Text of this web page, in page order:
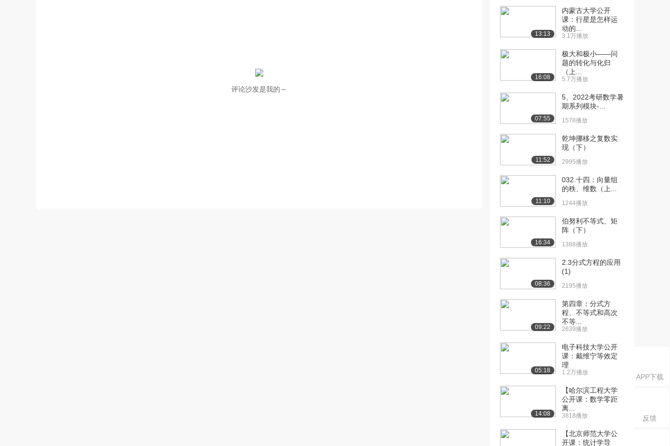
APP下载
反馈
评论沙发是我的～
[10] 2021汤家凤考研线性
1064播放
28:01
[11] 2021汤家凤考研线性
28:02
[12] 2021汤家凤考研线性
待播放
[13] 2021汤家凤考研线性
28:01
[14] 2021汤家凤考研线性
代数专题～矩...
28:11
[15] 2021汤家凤考研线性
代数专题～矩...
13:13
内蒙古大学公开
课：行星是怎样运
动的...
3.1万播放
16:08
极大和极小——问
题的转化与化归
（上...
5.7万播放
07:55
5、2022考研数学暑
期系列模块-...
1578播放
11:52
乾坤挪移之复数实
现（下）
2995播放
11:10
032.十四：向量组
的秩、维数（上...
1244播放
16:34
伯努利不等式、矩
阵（下）
1388播放
08:36
2.3分式方程的应用
(1)
2195播放
09:22
第四章：分式方
程、不等式和高次
不等...
2639播放
05:18
电子科技大学公开
课：戴维宁等效定
理
1.2万播放
14:08
【哈尔滨工程大学
公开课：数学零距
离...
3818播放
【北京师范大学公
开课：统计学导